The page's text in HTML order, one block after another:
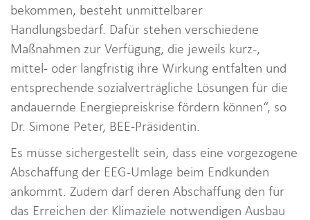
bekommen, besteht unmittelbarer
Handlungsbedarf. Dafür stehen verschiedene
Maßnahmen zur Verfügung, die jeweils kurz-,
mittel- oder langfristig ihre Wirkung entfalten und
entsprechende sozialverträgliche Lösungen für die
andauernde Energiepreiskrise fördern können“, so
Dr. Simone Peter, BEE-Präsidentin.
Es müsse sichergestellt sein, dass eine vorgezogene
Abschaffung der EEG-Umlage beim Endkunden
ankommt. Zudem darf deren Abschaffung den für
das Erreichen der Klimaziele notwendigen Ausbau